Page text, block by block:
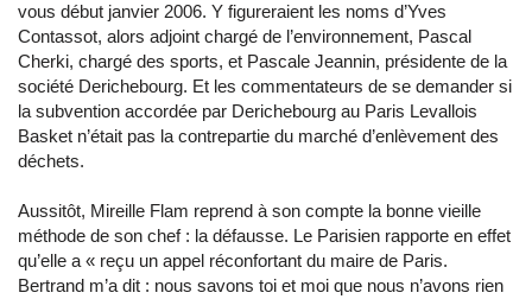
vous début janvier 2006. Y figureraient les noms d’Yves
Contassot, alors adjoint chargé de l’environnement, Pascal
Cherki, chargé des sports, et Pascale Jeannin, présidente de la
société Derichebourg. Et les commentateurs de se demander si
la subvention accordée par Derichebourg au Paris Levallois
Basket n’était pas la contrepartie du marché d’enlèvement des
déchets.
Aussitôt, Mireille Flam reprend à son compte la bonne vieille
méthode de son chef : la défausse. Le Parisien rapporte en effet
qu’elle a « reçu un appel réconfortant du maire de Paris.
Bertrand m’a dit : nous savons toi et moi que nous n’avons rien